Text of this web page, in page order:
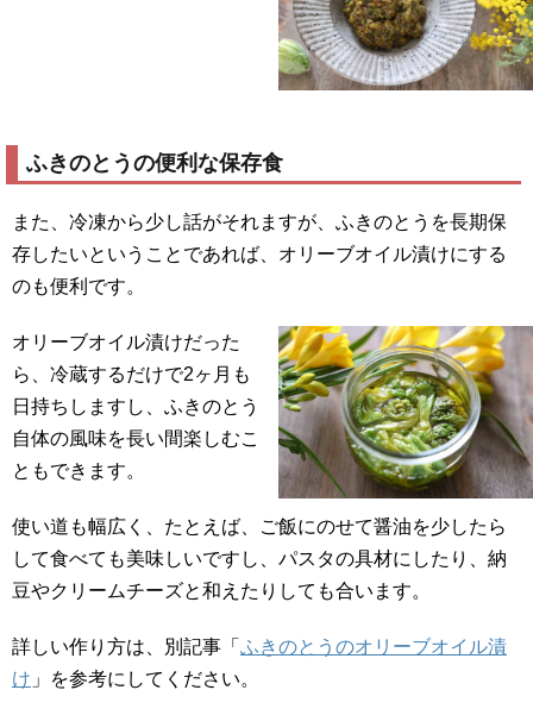
ふきのとうの便利な保存食
また、冷凍から少し話がそれますが、ふきのとうを長期保
存したいということであれば、オリーブオイル漬けにする
のも便利です。
オリーブオイル漬けだった
ら、冷蔵するだけで2ヶ月も
日持ちしますし、ふきのとう
自体の風味を長い間楽しむこ
ともできます。
使い道も幅広く、たとえば、ご飯にのせて醤油を少したら
して食べても美味しいですし、パスタの具材にしたり、納
豆やクリームチーズと和えたりしても合います。
詳しい作り方は、別記事「 ふきのとうのオリーブオイル漬
け 」を参考にしてください。